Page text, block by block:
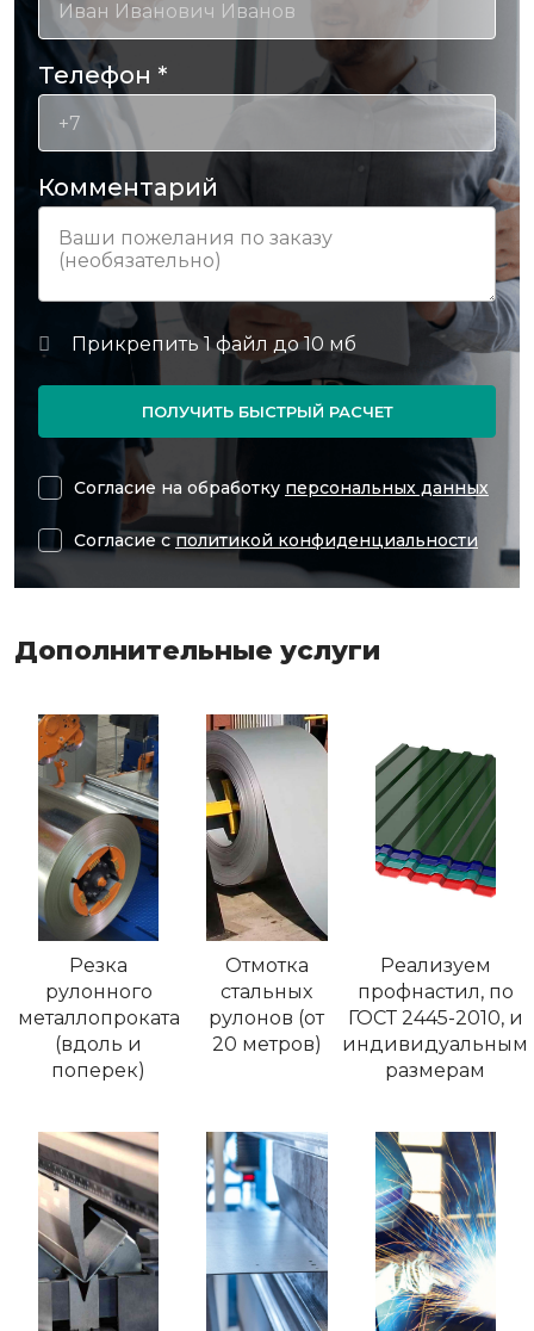
Телефон *
Комментарий
ПОЛУЧИТЬ БЫСТРЫЙ РАСЧЕТ
Согласие на обработку персональных данных
Согласие сполитикой конфиденциальности
Дополнительные услуги
Резка
рулонного
металлопроката
(вдоль и
поперек)
Отмотка
стальных
рулонов (от
20 метров)
Реализуем
профнастил, по
ГОСТ 2445-2010, и
индивидуальным
размерам